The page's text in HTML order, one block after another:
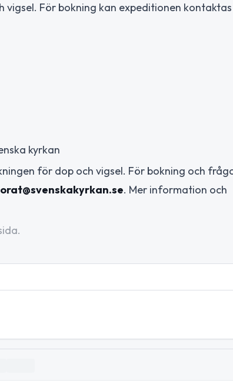
För bokning kan expeditionen kontaktas
kyrkan
för dop och vigsel. För bokning och
. Mer information och